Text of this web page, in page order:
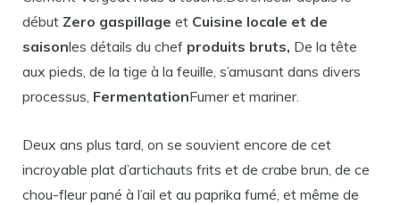
début Zero gaspillage et Cuisine locale et de
saisonles détails du chef produits bruts, De la tête
aux pieds, de la tige à la feuille, s’amusant dans divers
processus, FermentationFumer et mariner.
Deux ans plus tard, on se souvient encore de cet
incroyable plat d’artichauts frits et de crabe brun, de ce
chou-fleur pané à l’ail et au paprika fumé, et même de